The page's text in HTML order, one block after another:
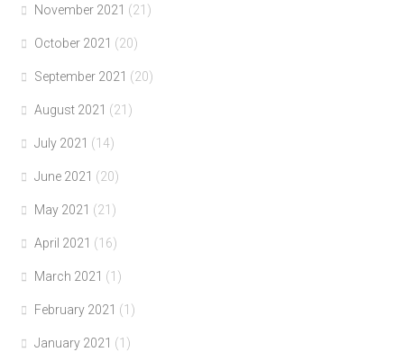
November 2021 (21)
October 2021 (20)
September 2021 (20)
August 2021 (21)
July 2021 (14)
June 2021 (20)
May 2021 (21)
April 2021 (16)
March 2021 (1)
February 2021 (1)
January 2021 (1)